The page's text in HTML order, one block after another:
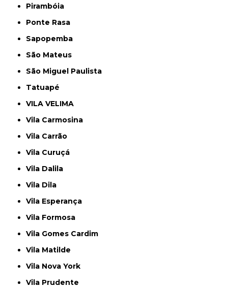
Pirambóia
Ponte Rasa
Sapopemba
São Mateus
São Miguel Paulista
Tatuapé
VILA VELIMA
Vila Carmosina
Vila Carrão
Vila Curuçá
Vila Dalila
Vila Dila
Vila Esperança
Vila Formosa
Vila Gomes Cardim
Vila Matilde
Vila Nova York
Vila Prudente